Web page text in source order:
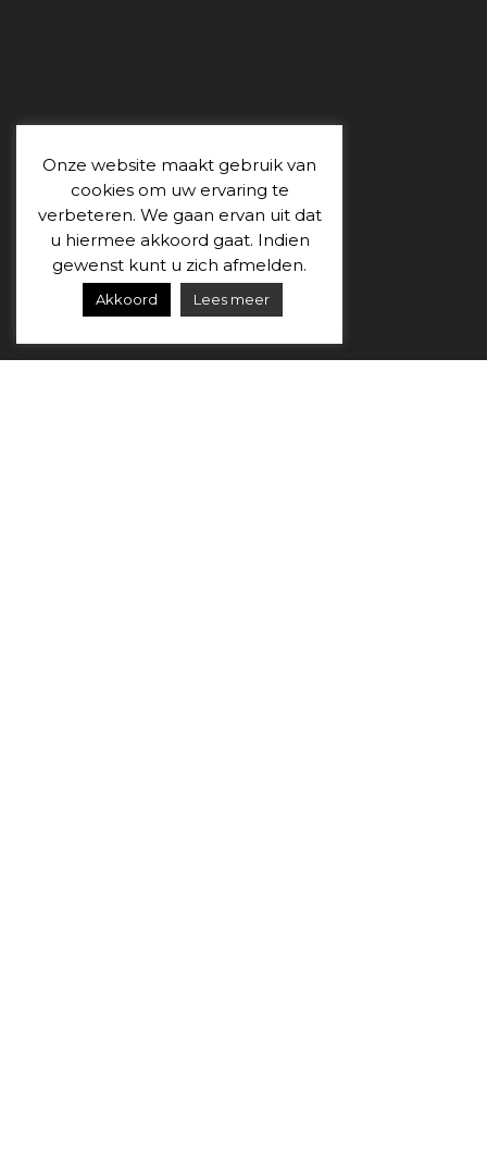
Onze website maakt gebruik van
cookies om uw ervaring te
verbeteren. We gaan ervan uit dat
u hiermee akkoord gaat. Indien
gewenst kunt u zich afmelden.
Akkoord Lees meer